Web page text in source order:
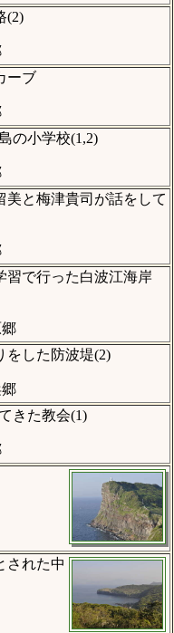
(2)
ーブ
の小学校(1,2)
美と梅津貴司が話をして
習で行った白波江海岸
をした防波堤(2)
きた教会(1)
された中